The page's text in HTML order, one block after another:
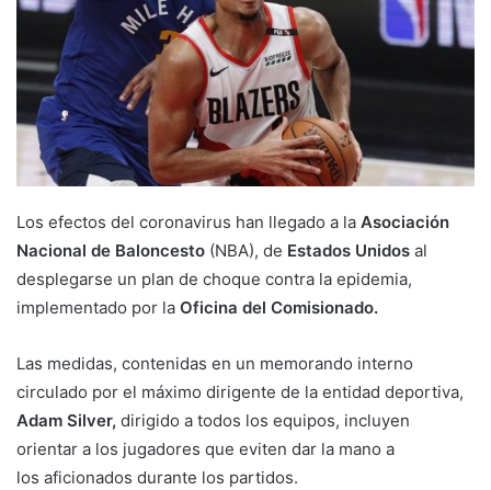
Los efectos del coronavirus han llegado a la Asociación
Nacional de Baloncesto (NBA), de Estados Unidos al
desplegarse un plan de choque contra la epidemia,
implementado por la Oficina del Comisionado.
Las medidas, contenidas en un memorando interno
circulado por el máximo dirigente de la entidad deportiva,
Adam Silver, dirigido a todos los equipos, incluyen
orientar a los jugadores que eviten dar la mano a
los aficionados durante los partidos.